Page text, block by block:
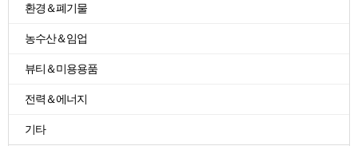
환경＆폐기물
농수산＆임업
뷰티＆미용용품
전력＆에너지
기타